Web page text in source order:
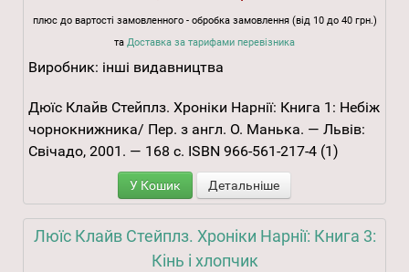
плюс до вартості замовленного - обробка замовлення (від 10 до 40 грн.)
та Доставка за тарифами перевізника
Виробник: інші видавництва
Дюїс Клайв Стейплз. Хроніки Нарнії: Книга 1: Небіж
чорнокнижника/ Пер. з англ. О. Манька. — Львів:
Свічадо, 2001. — 168 с. ISBN 966-561-217-4 (1)
У Кошик Детальніше
Люїс Клайв Стейплз. Хроніки Нарнії: Книга 3:
Кінь і хлопчик